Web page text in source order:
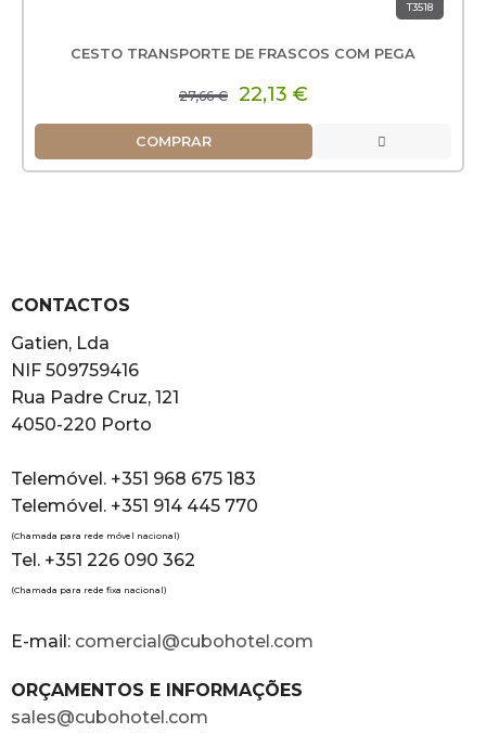
T3518
CESTO TRANSPORTE DE FRASCOS COM PEGA
27,66 € 22,13 €
COMPRAR
CONTACTOS
Gatien, Lda
NIF 509759416
Rua Padre Cruz, 121
4050-220 Porto
Telemóvel. +351 968 675 183
Telemóvel. +351 914 445 770
(Chamada para rede móvel nacional)
Tel. +351 226 090 362
(Chamada para rede fixa nacional)
E-mail: comercial@cubohotel.com
ORÇAMENTOS E INFORMAÇÕES
sales@cubohotel.com